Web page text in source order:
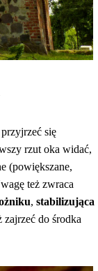
się
rzut oka widać,
(powiększane,
też zwraca
, stabilizująca
zajrzeć do środka